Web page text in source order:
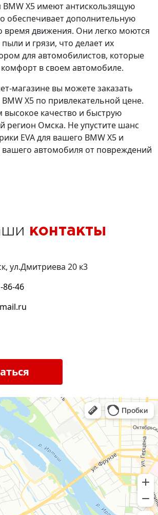
BMW X5 имеют антискользящую
обеспечивает дополнительную
время движения. Они легко моются
и грязи, что делает их
для автомобилистов, которые
комфорт в своем автомобиле.
магазине вы можете заказать
BMW X5 по привлекательной цене.
качество и быструю
регион Омска. Не упустите шанс
EVA для вашего BMW X5 и
автомобиля от повреждений
контакты
ул.Дмитриева 20 к3
86-46